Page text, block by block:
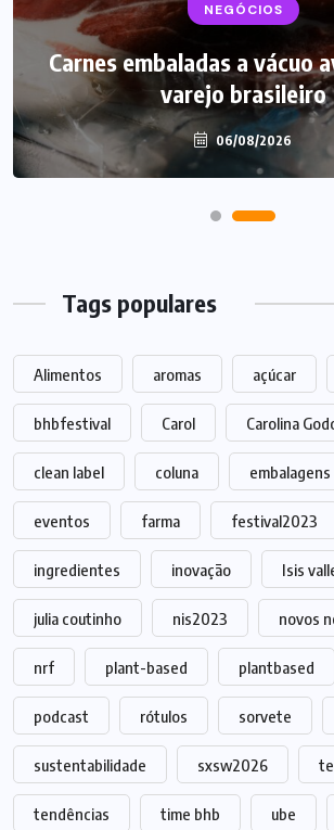
NEGÓCIOS
Carnes embaladas a vácuo
varejo brasileiro
06/08/2026
BEBIDAS
Starbucks aposta em leite
Brasil
06/08/2026
Tags populares
Alimentos aromas açúcar
bhbfestival Carol Carolina
clean label coluna embalagens
eventos farma festival2023
ingredientes inovação Isis
julia coutinho nis2023 novos
nrf plant-based plantbased
podcast rótulos sorvete
sustentabilidade sxsw2026
tendências time bhb ube